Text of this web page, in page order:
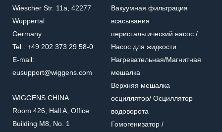
Wiescher Str. 11a, 42277
Wuppertal
Germany
Tel.: +49 202 373 29 58-0
E-mail:
eusupport@wiggens.com
WIGGENS CHINA
Room 426, Hall A, Office
Building M8, No. 1
Вакуумная фильтрация
всасывания
перистальтический насос /
Насос для жидкости
Нагревательная/Mагнитная
мешалка
Верхняя мешалка
осциллятор/ Осциллятор
водоворота
Гомогенизатор /